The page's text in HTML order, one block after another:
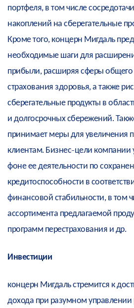
портфеля, в том числе
накоплений на сберегательные
Кроме того, концерн Мигдаль
необходимые шаги для
прибыли, расширяя сферы общего
страхования здоровья, а также
сберегательные продукты в
и долгосрочных сбережений.
принимает меры для увеличения
клиентам. Бизнес-цели компании
фоне ее деятельности по
кредитоспособности в
финансовой стабильности, в том
ассортимента предлагаемой
программ перестрахования и др.
Инвестиции
концерн Мигдаль стремится к
дохода при разумном управлении